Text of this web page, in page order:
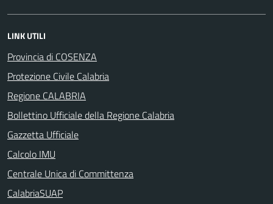
LINK UTILI
Provincia di COSENZA
Protezione Civile Calabria
Regione CALABRIA
Bollettino Ufficiale della Regione Calabria
Gazzetta Ufficiale
Calcolo IMU
Centrale Unica di Committenza
CalabriaSUAP